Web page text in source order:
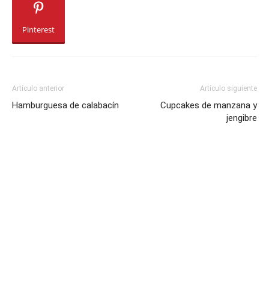
Pinterest
Artículo anterior
Hamburguesa de calabacín
Artículo siguiente
Cupcakes de manzana y
jengibre